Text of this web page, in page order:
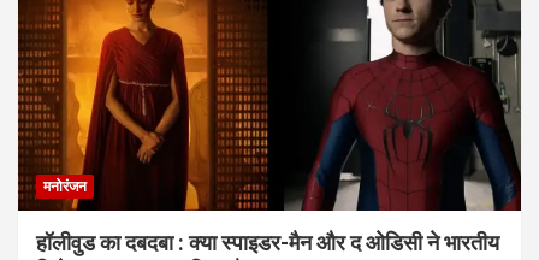
मनोरंजन
हॉलीवुड का दबदबा : क्या स्पाइडर-मैन और द ओडिसी ने भारतीय